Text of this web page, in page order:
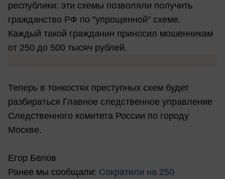
республики: эти схемы позволяли получить
гражданство РФ по "упрощенной" схеме.
Каждый такой гражданин приносил мошенникам
от 250 до 500 тысяч рублей.
Теперь в тонкостях преступных схем будет
разбираться Главное следственное управление
Следственного комитета России по городу
Москве.
Егор Белов
Ранее мы сообщали: Сократили на 250